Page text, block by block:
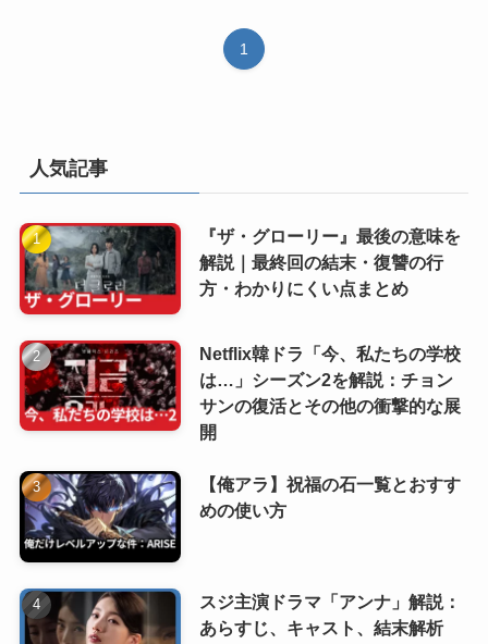
1
人気記事
『ザ・グローリー』最後の意味を
解説｜最終回の結末・復讐の行
方・わかりにくい点まとめ
Netflix韓ドラ「今、私たちの学校
は…」シーズン2を解説：チョン
サンの復活とその他の衝撃的な展
開
【俺アラ】祝福の石一覧とおすす
めの使い方
スジ主演ドラマ「アンナ」解説：
あらすじ、キャスト、結末解析